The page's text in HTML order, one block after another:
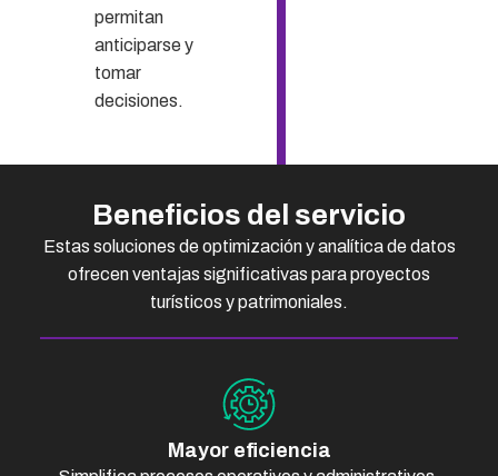
permitan
anticiparse y
tomar
decisiones.
Beneficios del servicio​
Estas soluciones de optimización y analítica de datos
ofrecen ventajas significativas para proyectos
turísticos y patrimoniales.
Mayor eficiencia